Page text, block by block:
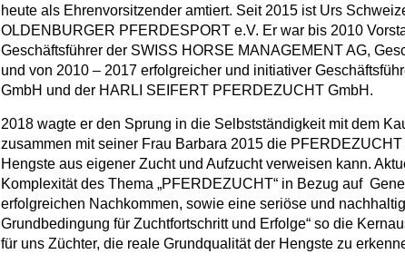
heute als Ehrenvorsitzender amtiert. Seit 2015 ist Urs
OLDENBURGER PFERDESPORT e.V. Er war bis 2010
Geschäftsführer der SWISS HORSE MANAGEMENT AG,
und von 2010 – 2017 erfolgreicher und initiativer
GmbH und der HARLI SEIFERT PFERDEZUCHT GmbH.
2018 wagte er den Sprung in die Selbstständigkeit mit dem
zusammen mit seiner Frau Barbara 2015 die
Hengste aus eigener Zucht und Aufzucht verweisen kann.
Komplexität des Thema „PFERDEZUCHT“ in Bezug auf
erfolgreichen Nachkommen, sowie eine seriöse und
Grundbedingung für Zuchtfortschritt und Erfolge“ so die
für uns Züchter, die reale Grundqualität der Hengste zu